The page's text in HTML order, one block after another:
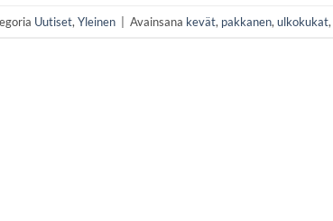
Uutiset, Yleinen Avainsana kevät, pakkanen, ulkokukat,